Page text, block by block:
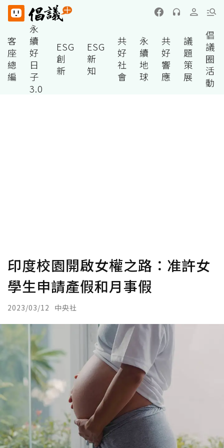
客
座
總
編
永
續
好
日
子
3.0
ESG
創
新
ESG
新
知
共
好
社
會
永
續
地
球
共
好
響
應
議
題
策
展
倡
議
圈
活
動
印度校園開啟女權之路：准許女
學生申請產假和月事假
2023/03/12 中央社